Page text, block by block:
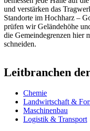
und verstärken das
Standorte im Hochharz –
prüfen wir Geländehöhe
die Gemeindegrenzen hier
schneiden.
Leitbranchen
Chemie
Landwirtschaft &
Maschinenbau
Logistik & Transport